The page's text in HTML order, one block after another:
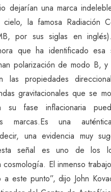
dejarían una marca
la famosa Radiación
por sus siglas en
que ha identificado esa
polarización de modo B,
las propiedades
gravitacionales que se
su fase inflacionaria
marcas.Es una
una evidencia muy
señal es uno de los
cosmología. El inmenso
a este punto”, dijo John